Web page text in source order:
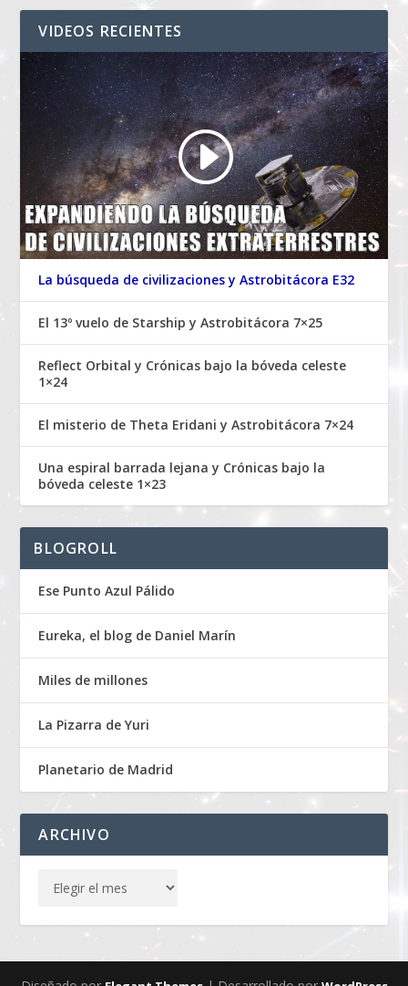
VIDEOS RECIENTES
La búsqueda de civilizaciones y Astrobitácora E32
El 13º vuelo de Starship y Astrobitácora 7×25
Reflect Orbital y Crónicas bajo la bóveda celeste
1×24
El misterio de Theta Eridani y Astrobitácora 7×24
Una espiral barrada lejana y Crónicas bajo la
bóveda celeste 1×23
BLOGROLL
Ese Punto Azul Pálido
Eureka, el blog de Daniel Marín
Miles de millones
La Pizarra de Yuri
Planetario de Madrid
ARCHIVO